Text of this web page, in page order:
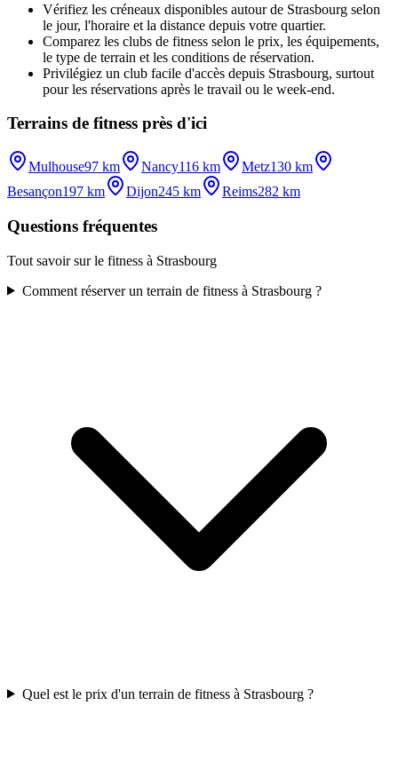
Vérifiez les créneaux disponibles autour de Strasbourg selon
le jour, l'horaire et la distance depuis votre quartier.
Comparez les clubs de fitness selon le prix, les équipements,
le type de terrain et les conditions de réservation.
Privilégiez un club facile d'accès depuis Strasbourg, surtout
pour les réservations après le travail ou le week-end.
Terrains de fitness près d'ici
Mulhouse97 km Nancy116 km Metz130 km
Besançon197 km Dijon245 km Reims282 km
Questions fréquentes
Tout savoir sur le fitness à Strasbourg
Comment réserver un terrain de fitness à Strasbourg ?
Quel est le prix d'un terrain de fitness à Strasbourg ?